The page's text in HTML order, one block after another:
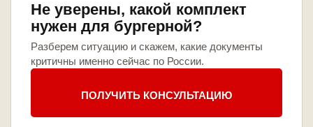
Не уверены, какой комплект
нужен для бургерной?
Разберем ситуацию и скажем, какие документы
критичны именно сейчас по России.
ПОЛУЧИТЬ КОНСУЛЬТАЦИЮ